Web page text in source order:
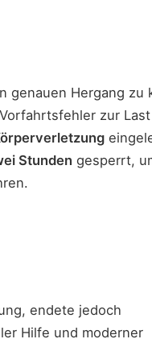
genauen Hergang zu
zur
Stunden gesperrt,
endete jedoch
Hilfe und moderner